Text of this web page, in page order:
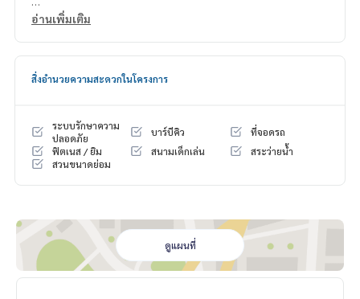
แอดมิน
แอดมิน094-549-4104
* มีให้เลือกอีกหลายห้อง หลายโครงการค่ะ
perty.com
Facebook Fanpage : P2N Property
** รับฝาก ขาย-เช่า คอนโด บ้าน ที่ดิน และอสังหาริมทรัพย์ทุกชนิ
ด ทั่วกรุงเทพฯ
อ่านเพิ่มเติม
สิ่งอำนวยความสะดวกในโครงการ
ระบบรักษาความ
ปลอดภัย
บาร์บีคิว
ที่จอดรถ
ฟิตเนส / ยิม
สนามเด็กเล่น
สระว่ายน้ำ
สวนขนาดย่อม
ดูแผนที่